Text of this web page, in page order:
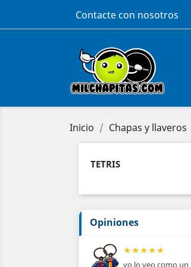
Contacte con nosotros
Inicio Chapas y llaveros
TETRIS
Opiniones
★★★★★
yo lo veo como un